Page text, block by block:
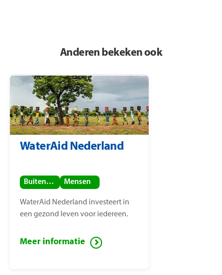
Anderen bekeken ook
WaterAid Nederland
Buitenland Mensen
WaterAid Nederland investeert in
een gezond leven voor iedereen.
Meer informatie